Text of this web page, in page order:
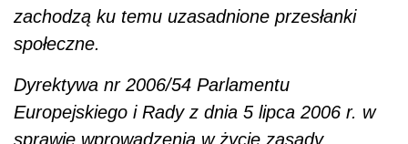
zachodzą ku temu uzasadnione przesłanki
społeczne.
Dyrektywa nr 2006/54 Parlamentu
Europejskiego i Rady z dnia 5 lipca 2006 r. w
sprawie wprowadzenia w życie zasady